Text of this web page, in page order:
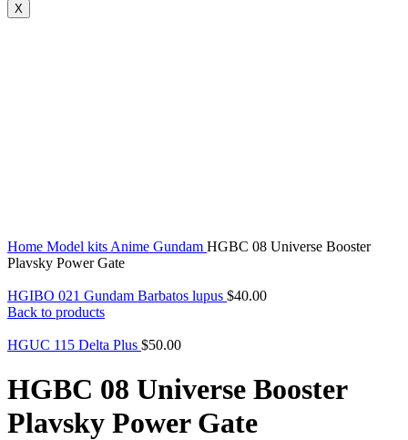
X
Home Model kits Anime Gundam HGBC 08 Universe Booster
Plavsky Power Gate
HGIBO 021 Gundam Barbatos lupus $40.00
Back to products
HGUC 115 Delta Plus $50.00
HGBC 08 Universe Booster
Plavsky Power Gate